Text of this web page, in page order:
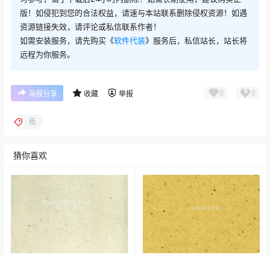
版！如侵犯到您的合法权益，请速与本站联系删除侵权资源！如遇
资源链接失效，请评论或私信联系作者！
如需安装服务，请先购买《软件代装》服务后，私信站长，站长将
远程为你服务。
海报分享 收藏 举报 0 0
纸
猜你喜欢